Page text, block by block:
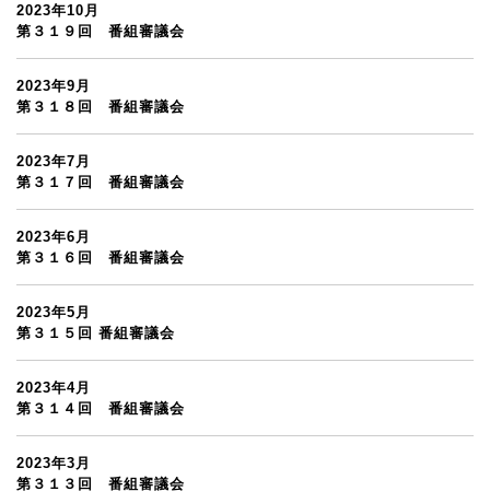
2023年10月
第３１９回 番組審議会
2023年9月
第３１８回 番組審議会
2023年7月
第３１７回 番組審議会
2023年6月
第３１６回 番組審議会
2023年5月
第３１５回 番組審議会
2023年4月
第３１４回 番組審議会
2023年3月
第３１３回 番組審議会